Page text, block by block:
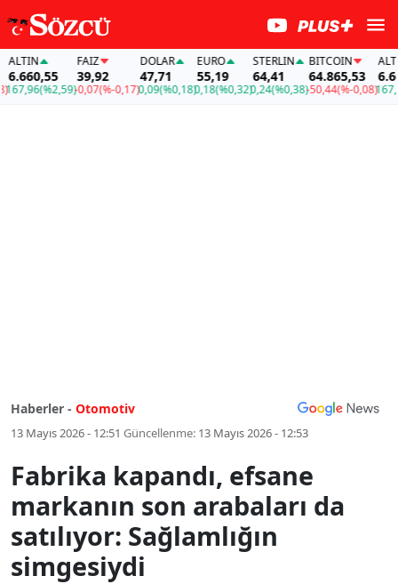
(%2,59)
FAİZ
39,92
-0,07(%-0,17)
DOLAR
47,71
0,09(%0,18)
EURO
55,19
0,18(%0,32)
STERLIN
64,41
0,24(%0,38)
BITCOIN
64.865,53
-50,44(%-0,08)
ALTIN
167,96
Haberler - Otomotiv
13 Mayıs 2026 - 12:51 Güncellenme: 13 Mayıs 2026 - 12:53
Fabrika kapandı, efsane
markanın son arabaları da
satılıyor: Sağlamlığın
simgesiydi